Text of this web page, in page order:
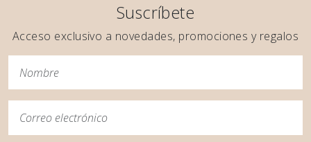
Suscríbete
Acceso exclusivo a novedades, promociones y regalos